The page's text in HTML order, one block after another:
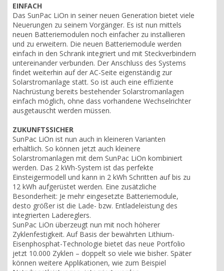
EINFACH
Das SunPac LiOn in seiner neuen Generation bietet viele
Neuerungen zu seinem Vorgänger. Es ist nun mittels
neuen Batteriemodulen noch einfacher zu installieren
und zu erweitern. Die neuen Batteriemodule werden
einfach in den Schrank integriert und mit Steckverbindern
untereinander verbunden. Der Anschluss des Systems
findet weiterhin auf der AC-Seite eigenständig zur
Solarstromanlage statt. So ist auch eine effiziente
Nachrüstung bereits bestehender Solarstromanlagen
einfach möglich, ohne dass vorhandene Wechselrichter
ausgetauscht werden müssen.
ZUKUNFTSSICHER
SunPac LiOn ist nun auch in kleineren Varianten
erhältlich. So können jetzt auch kleinere
Solarstromanlagen mit dem SunPac LiOn kombiniert
werden. Das 2 kWh-System ist das perfekte
Einsteigermodell und kann in 2 kWh Schritten auf bis zu
12 kWh aufgerüstet werden. Eine zusätzliche
Besonderheit: Je mehr eingesetzte Batteriemodule,
desto größer ist die Lade- bzw. Entladeleistung des
integrierten Ladereglers.
SunPac LiOn überzeugt nun mit noch höherer
Zyklenfestigkeit. Auf Basis der bewährten Lithium-
Eisenphosphat-Technologie bietet das neue Portfolio
jetzt 10.000 Zyklen – doppelt so viele wie bisher. Später
können weitere Applikationen, wie zum Beispiel